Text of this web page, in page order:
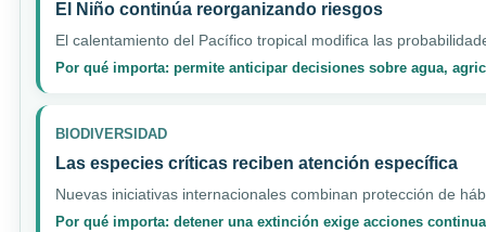
El Niño continúa reorganizando riesgos
El calentamiento del Pacífico tropical modifica las
Por qué importa: permite anticipar decisiones sobre agua,
BIODIVERSIDAD
Las especies críticas reciben atención específica
Nuevas iniciativas internacionales combinan protección de
Por qué importa: detener una extinción exige acciones